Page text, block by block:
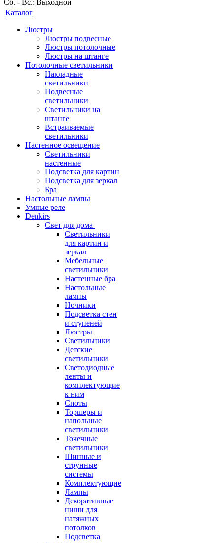
Сб. - Вс.: Выходной
Каталог
Люстры
Люстры подвесные
Люстры потолочные
Люстры на штанге
Потолочные светильники
Накладные
светильники
Подвесные
светильники
Светильники на
штанге
Встраиваемые
светильники
Настенное освещение
Светильники
настенные
Подсветка для картин
Подсветка для зеркал
Бра
Настольные лампы
Умные реле
Denkirs
Свет для дома
Светильники
для картин и
зеркал
Мебельные
светильники
Настенные бра
Настольные
лампы
Ночники
Подсветка стен
и ступеней
Люстры
Светильники
Детские
светильники
Светодиодные
ленты и
комплектующие
к ним
Споты
Торшеры и
напольные
светильники
Точечные
светильники
Шинные и
струнные
системы
Комплектующие
Лампы
Декоративные
ниши для
натяжных
потолков
Подсветка